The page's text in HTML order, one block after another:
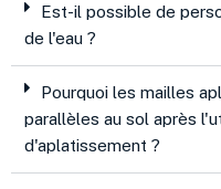
Est-il possible de
de l'eau ?
Pourquoi les mailles
parallèles au sol après
d'aplatissement ?